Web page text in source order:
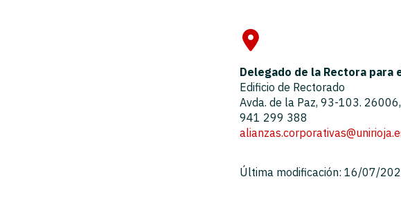
Delegado de la Rectora para
Edificio de Rectorado
Avda. de la Paz, 93-103.
941 299 388
Última modificación: 16/07/